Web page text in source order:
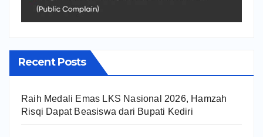
Recent Posts
Raih Medali Emas LKS Nasional 2026, Hamzah
Risqi Dapat Beasiswa dari Bupati Kediri